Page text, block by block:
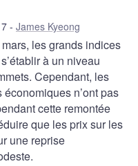
James Kyeong
les grands indices
à un niveau
Cependant, les
n’ont pas
cette remontée
que les prix sur les
une reprise